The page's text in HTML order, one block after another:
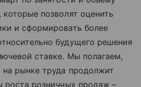
позволят оценить
и сформировать более
будущего решения
ставке. Мы полагаем,
на рынке труда продолжит
роста розничных продаж –